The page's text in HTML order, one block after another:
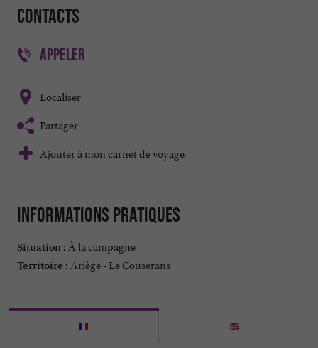
Contacts
APPELER
Localiser
Partager
Ajouter à mon carnet de voyage
Informations pratiques
Situation : À la campagne
Territoire : Ariège - Le Couserans